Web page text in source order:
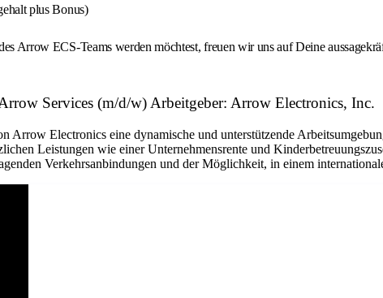
plus Bonus)
Arrow ECS-Teams werden möchtest, freuen wir uns auf Deine
Services (m/d/w) Arbeitgeber: Arrow Electronics, Inc.
Electronics eine dynamische und unterstützende
Leistungen wie einer Unternehmensrente und
Verkehrsanbindungen und der Möglichkeit, in einem